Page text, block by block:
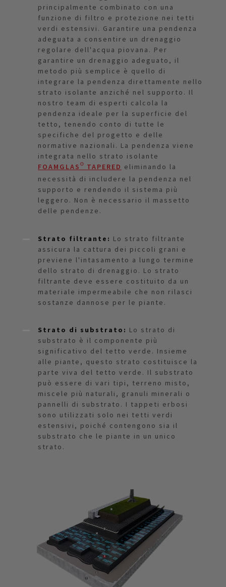
principalmente combinato con una
funzione di filtro e protezione nei tetti
verdi estensivi. Garantire una pendenza
adeguata a consentire un drenaggio
regolare dell'acqua piovana. Per
garantire un drenaggio adeguato, il
metodo più semplice è quello di
integrare la pendenza direttamente nello
strato isolante anziché nel supporto. Il
nostro team di esperti calcola la
pendenza ideale per la superficie del
tetto, tenendo conto di tutte le
specifiche del progetto e delle
normative nazionali. La pendenza viene
integrata nello strato isolante
FOAMGLAS® TAPERED eliminando la
necessità di includere la pendenza nel
supporto e rendendo il sistema più
leggero. Non è necessario il massetto
delle pendenze.
Strato filtrante: Lo strato filtrante
assicura la cattura dei piccoli grani e
previene l'intasamento a lungo termine
dello strato di drenaggio. Lo strato
filtrante deve essere costituito da un
materiale impermeabile che non rilasci
sostanze dannose per le piante.
Strato di substrato: Lo strato di
substrato è il componente più
significativo del tetto verde. Insieme
alle piante, questo strato costituisce la
parte viva del tetto verde. Il substrato
può essere di vari tipi, terreno misto,
miscele più naturali, granuli minerali o
pannelli di substrato. I tappeti erbosi
sono utilizzati solo nei tetti verdi
estensivi, poiché contengono sia il
substrato che le piante in un unico
strato.